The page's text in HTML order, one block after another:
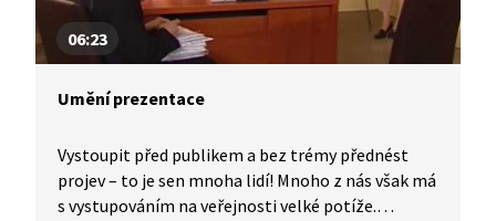
06:23
Umění prezentace
Vystoupit před publikem a bez trémy přednést
projev – to je sen mnoha lidí! Mnoho z nás však má
s vystupováním na veřejnosti velké potíže.